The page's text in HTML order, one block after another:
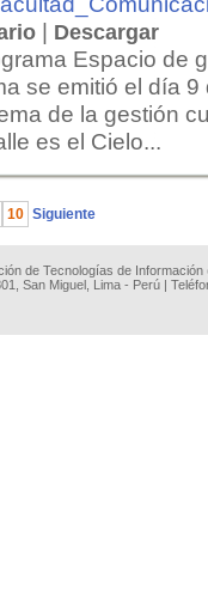
| Descargar
Espacio de
se emitió el día
de la gestión
es el Cielo...
10 Siguiente
de Tecnologías de
San Miguel, Lima - Perú |